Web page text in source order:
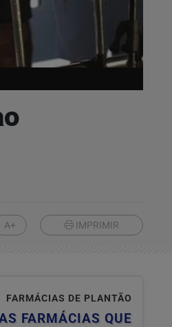
A+ IMPRIMIR
FARMÁCIAS DE PLANTÃO
FARMÁCIAS QUE